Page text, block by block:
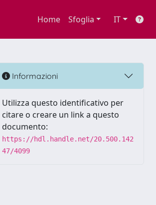
Home Sfoglia IT
Informazioni
Utilizza questo identificativo per
citare o creare un link a questo
documento:
https://hdl.handle.net/20.500.142
47/4099